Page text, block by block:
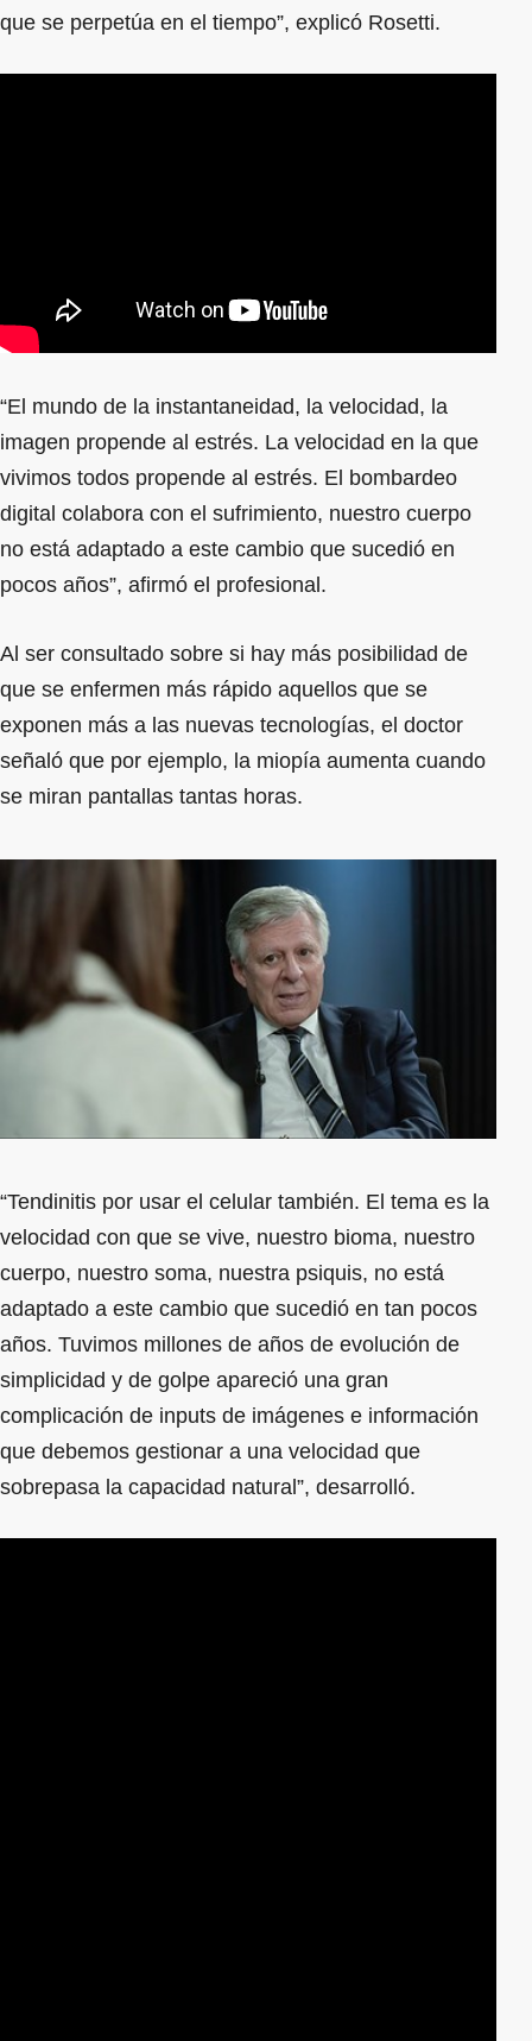
que se perpetúa en el tiempo”, explicó Rosetti.
“El mundo de la instantaneidad, la velocidad, la
imagen propende al estrés. La velocidad en la que
vivimos todos propende al estrés. El bombardeo
digital colabora con el sufrimiento, nuestro cuerpo
no está adaptado a este cambio que sucedió en
pocos años”, afirmó el profesional.
Al ser consultado sobre si hay más posibilidad de
que se enfermen más rápido aquellos que se
exponen más a las nuevas tecnologías, el doctor
señaló que por ejemplo, la miopía aumenta cuando
se miran pantallas tantas horas.
“Tendinitis por usar el celular también. El tema es la
velocidad con que se vive, nuestro bioma, nuestro
cuerpo, nuestro soma, nuestra psiquis, no está
adaptado a este cambio que sucedió en tan pocos
años. Tuvimos millones de años de evolución de
simplicidad y de golpe apareció una gran
complicación de inputs de imágenes e información
que debemos gestionar a una velocidad que
sobrepasa la capacidad natural”, desarrolló.